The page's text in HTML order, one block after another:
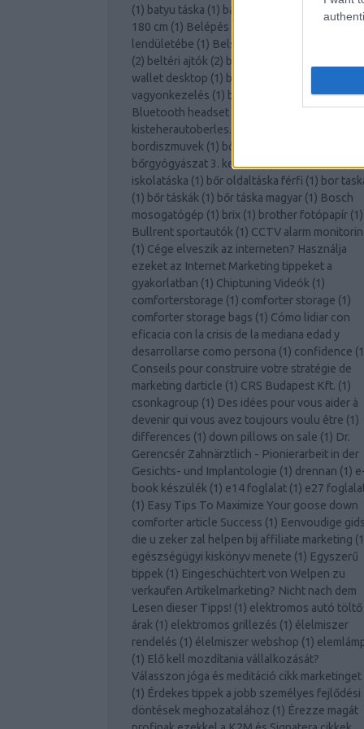
(1) batyu táska (1) bazilika
belátásgátló háló
180 cm (1) Belépés a Facebook Marketing
lendületébe (1) Belsőépítészet
(2) beltéri ajtók (2) beltéri ajtó tokkal
wallet desktop (1) bitcoin wallet osx
vagyonkezelés (1) blázek blazek(1)
Bluetooth headset
kisteherautoberles.co.hu árak
bordiszmuvek (1) bőrgyógyászat
bőrgyógyászat 3. kerület(1)borrendelés(1)
iskolatáska (1) bőr oldaltáska férfi (1) bor
(1) bőr táskák (1) bőr táska magyar (1) Bosch
mosogatógép (1) brix (1) brother fotópapír (1)
Bullrent sportautók (1) CCTV alarm
(1) Cége elveszik az interneten? Használja
ezeket az Internet Marketing tippeket a
gyakorlatban (1) Chiptuning Videók (1)
comforterstorage (1) comforter storage (1)
comforter storage bags (1) Cómo lidiar con
eficacia con la crisis de la mediana edad y
desarrollarse como persona (1) confidence (1
Conseils pour construire votre stratégie de
marketing darticle (1) CRS Budapest Kft. (1)
csonkagroup (1) Des idées pour vous aider à
devenir qui vous avez toujours voulu être (1)
differences (1) down pillows on sale (1) Dr.
Gerencsér Zahnärztlich - Pionierarbeit in der
Gesichts- und Implantologie (1) drennan (1)
book készülék (1) e14 foglalat (1) e27
(1) Easy Tips To Maximize Your goose down
comforter article Success (1) Eenvoudige gids
die u zeker zal helpen bij affiliate marketing (1
egészségügyi kiskönyv menete (1) Egyszerű
tippek (1) Eingeschüchtert von Welpen zu
verkaufen Artikelmarketing? Nicht nach dem
Lesen dieser Tipps! (1) elektromos autó töltő
árak (1) elektromos grillezés (1) élelmiszer
rendelés (1) élelmiszer webshop (1)
(1) Elő kell mozdítania vállalkozását?
Válasszon jóga és meditáció cikk marketinget
(1) Érdekes tippek a jobb személyes fejlődési
döntések meghozatalához (1) Érezze magát